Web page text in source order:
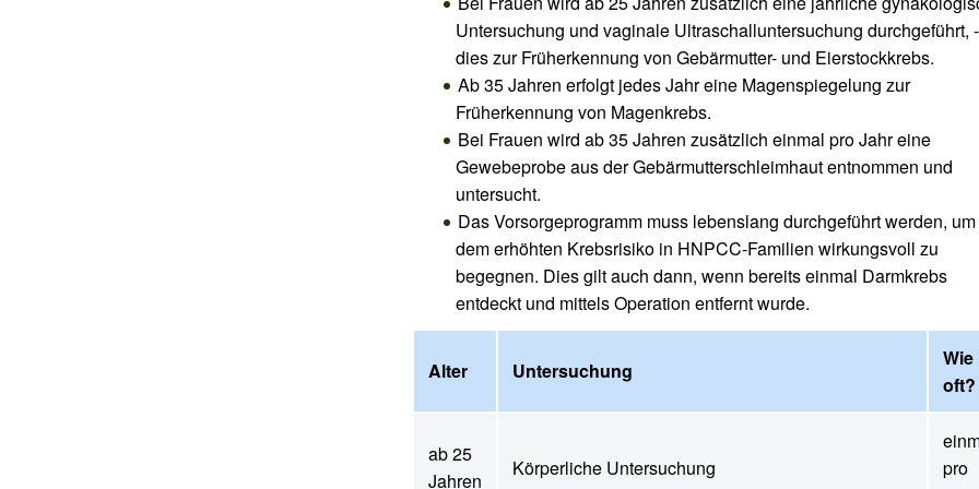
Untersuchung und vaginale Ultraschalluntersuchung durchgeführt, -
dies zur Früherkennung von Gebärmutter- und Eierstockkrebs.
Ab 35 Jahren erfolgt jedes Jahr eine Magenspiegelung zur
Früherkennung von Magenkrebs.
Bei Frauen wird ab 35 Jahren zusätzlich einmal pro Jahr eine
Gewebeprobe aus der Gebärmutterschleimhaut entnommen und
untersucht.
Das Vorsorgeprogramm muss lebenslang durchgeführt werden, um
dem erhöhten Krebsrisiko in HNPCC-Familien wirkungsvoll zu
begegnen. Dies gilt auch dann, wenn bereits einmal Darmkrebs
entdeckt und mittels Operation entfernt wurde.
Alter Untersuchung
Wie
oft?
ab 25
Jahren
Körperliche Untersuchung
pro